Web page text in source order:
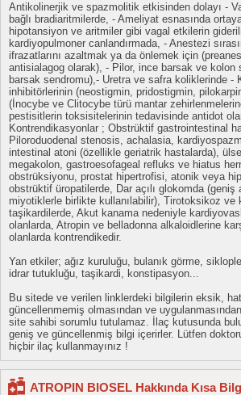
Antikolinerjik ve spazmolitik etkisinden dolayı -
bağlı bradiaritmilerde, - Ameliyat esnasında
hipotansiyon ve aritmiler gibi vagal etkilerin
kardiyopulmoner canlandırmada, - Anestezi
ifrazatlarını azaltmak ya da önlemek için
antisialagog olarak), - Pilor, ince barsak ve kolon
barsak sendromu),- Uretra ve safra koliklerinde -
inhibitörlerinin (neostigmin, pridostigmin,
(İnocybe ve Clitocybe türü mantar
pestisitlerin toksisitelerinin tedavisinde antidot
Kontrendikasyonlar ; Obstrüktif gastrointestinal
Piloroduodenal stenosis, achalasia,
intestinal atoni (özellikle geriatrik hastalarda),
megakolon, gastroesofageal refluks ve hiatus
obstrüksiyonu, prostat hipertrofisi, atonik veya
obstrüktif üropatilerde, Dar açılı glokomda (geniş
miyotiklerle birlikte kullanılabilir), Tirotoksikoz ve
taşikardilerde, Akut kanama nedeniyle
olanlarda, Atropin ve belladonna alkaloidlerine
olanlarda kontrendikedir.
Yan etkiler; ağız kuruluğu, bulanık görme,
idrar tutukluğu, taşikardi, konstipasyon...
Bu sitede ve verilen linklerdeki bilgilerin eksik,
güncellenmemiş olmasından ve
site sahibi sorumlu tutulamaz. İlaç kutusunda
geniş ve güncellenmiş bilgi içerirler. Lütfen
hiçbir ilaç kullanmayınız !
ATROPIN BIOSEL Hakkında Kısa